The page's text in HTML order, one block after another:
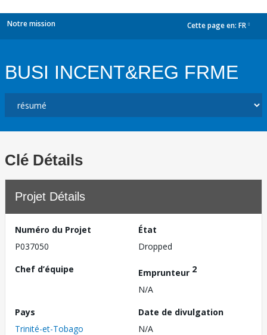
Notre mission Cette page en: FR
BUSI INCENT&REG FRME
Clé Détails
Projet Détails
Numéro du Projet
P037050
État
Dropped
Chef d’équipe
Emprunteur 2
N/A
Pays
Trinité-et-Tobago
Date de divulgation
N/A